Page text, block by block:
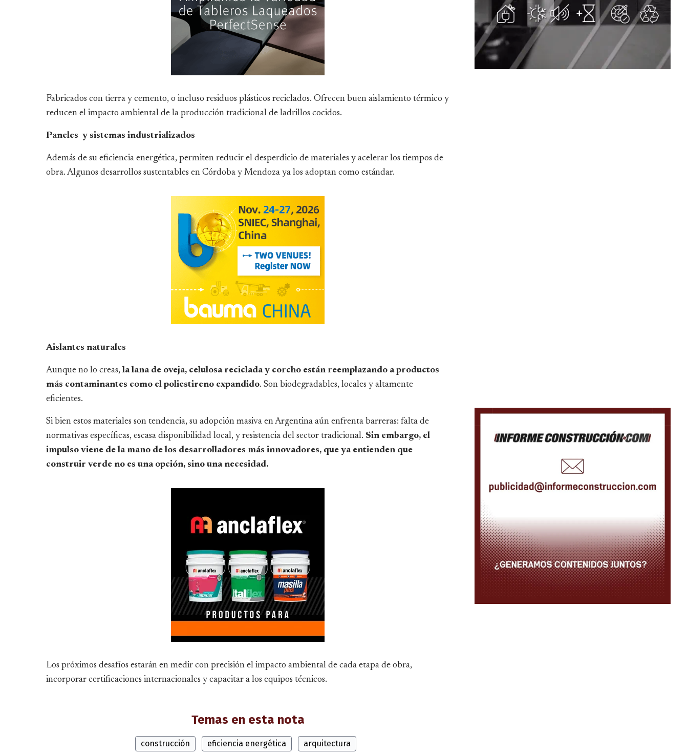
Fabricados con tierra y cemento, o incluso residuos plásticos reciclados. Ofrecen buen aislamiento térmico y
reducen el impacto ambiental de la producción tradicional de ladrillos cocidos.
Paneles y sistemas industrializados
Además de su eficiencia energética, permiten reducir el desperdicio de materiales y acelerar los tiempos de
obra. Algunos desarrollos sustentables en Córdoba y Mendoza ya los adoptan como estándar.
Aislantes naturales
Aunque no lo creas, la lana de oveja, celulosa reciclada y corcho están reemplazando a productos
más contaminantes como el poliestireno expandido. Son biodegradables, locales y altamente
eficientes.
Si bien estos materiales son tendencia, su adopción masiva en Argentina aún enfrenta barreras: falta de
normativas específicas, escasa disponibilidad local, y resistencia del sector tradicional. Sin embargo, el
impulso viene de la mano de los desarrolladores más innovadores, que ya entienden que
construir verde no es una opción, sino una necesidad.
Los próximos desafíos estarán en medir con precisión el impacto ambiental de cada etapa de obra,
incorporar certificaciones internacionales y capacitar a los equipos técnicos.
Temas en esta nota
construcción eficiencia energética arquitectura